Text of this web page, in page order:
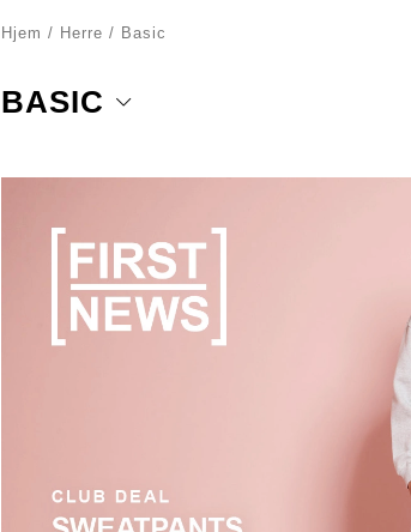
Hjem / Herre / Basic
BASIC
mange ulike anledninger – og som ikke er avhengig
motetrendene. Undertøy som boksershorts, truser og